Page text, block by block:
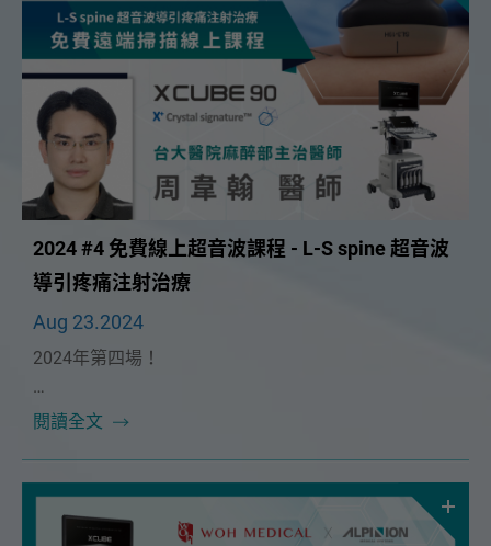
2024 #4 免費線上超音波課程 - L-S spine 超音波
導引疼痛注射治療
Aug 23.2024
2024年第四場！
本次課程很榮幸邀請到🔥台大麻醉部主治醫師 周韋翰醫
閱讀全文